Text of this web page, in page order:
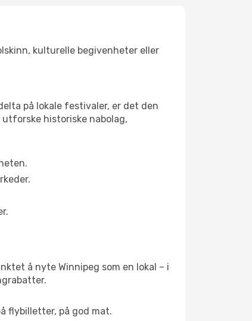
kulturelle begivenheter eller
på lokale festivaler, er det den
historiske nabolag,
å nyte Winnipeg som en lokal – i
flybilletter, på god mat.